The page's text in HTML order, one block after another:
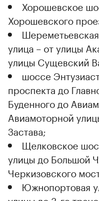
Хорошевское
Хорошевского
улица – от улицы
улицы Сущевский
шоссе
проспекта до
Буденного до
Авиамоторной
Застава;
Щелковское
улицы до Большой
Черкизовского
Южнопортовая